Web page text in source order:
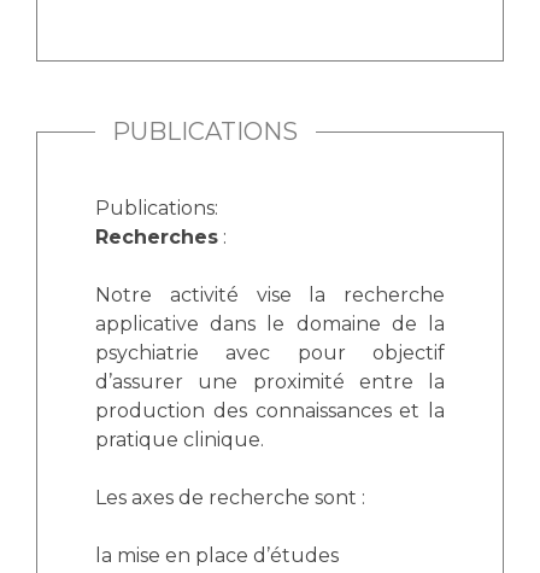
PUBLICATIONS
Publications:
Recherches :
Notre activité vise la recherche
applicative dans le domaine de la
psychiatrie avec pour objectif
d’assurer une proximité entre la
production des connaissances et la
pratique clinique.
Les axes de recherche sont :
la mise en place d’études